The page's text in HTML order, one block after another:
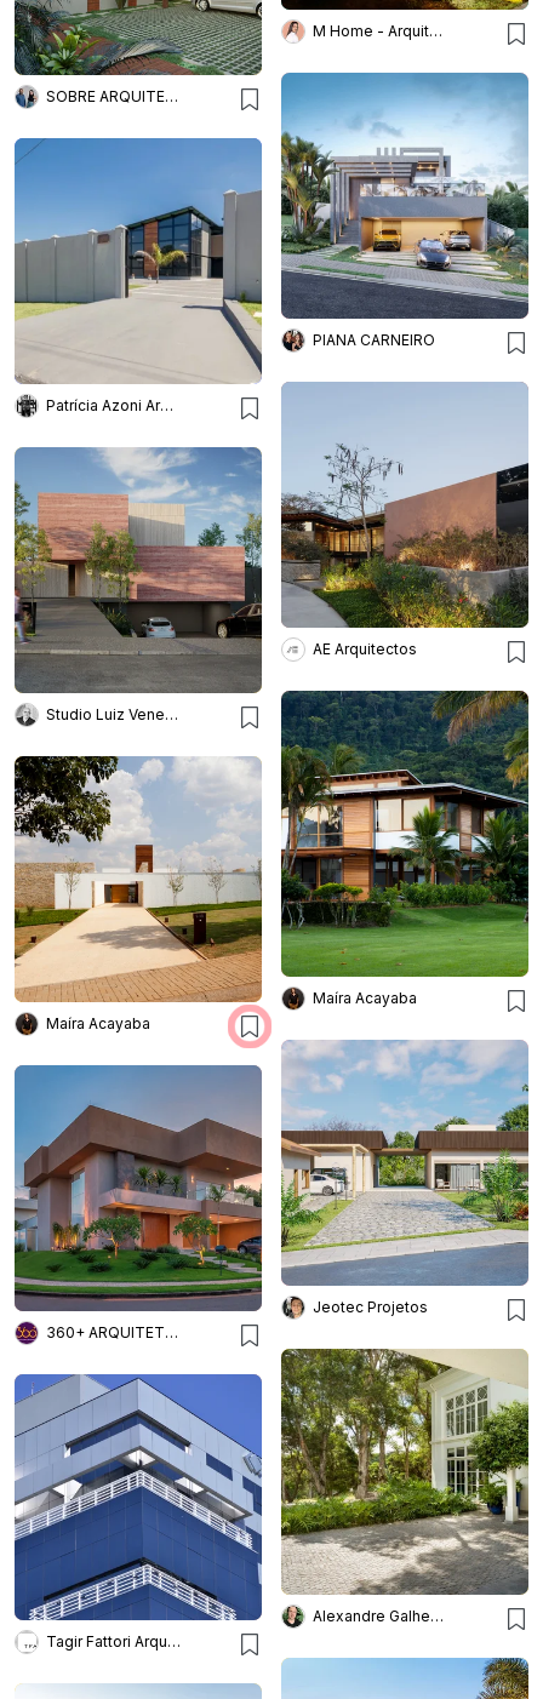
M Home - Arquitetura e Interiores
SOBRE ARQUITETURA
PIANA CARNEIRO
Patrícia Azoni Arquitetura + Arte & Design
AE Arquitectos
Studio Luiz Veneziano Arqu.
Maíra Acayaba
Maíra Acayaba
Jeotec Projetos
360+ ARQUITETURA E INTERIORES
Alexandre Galhego Paisagismo
Tagir Fattori Arquitetura